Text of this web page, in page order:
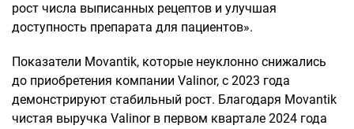
рост числа выписанных рецептов и улучшая
доступность препарата для пациентов».
Показатели Movantik, которые неуклонно снижались
до приобретения компании Valinor, с 2023 года
демонстрируют стабильный рост. Благодаря Movantik
чистая выручка Valinor в первом квартале 2024 года